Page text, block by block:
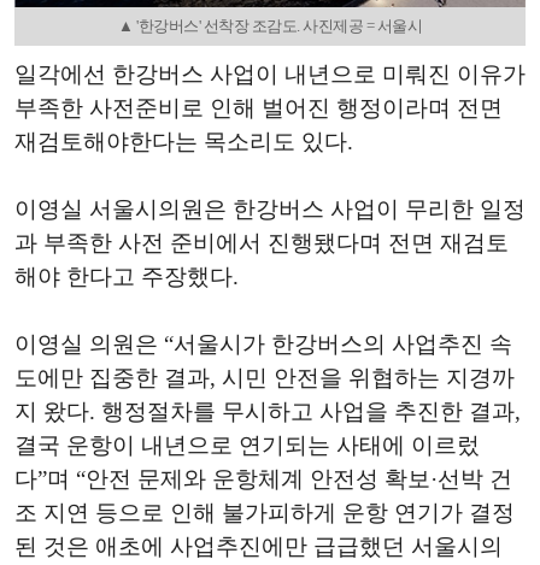
▲ '한강버스' 선착장 조감도. 사진제공 = 서울시
일각에선 한강버스 사업이 내년으로 미뤄진 이유가
부족한 사전준비로 인해 벌어진 행정이라며 전면
재검토해야한다는 목소리도 있다.
이영실 서울시의원은 한강버스 사업이 무리한 일정
과 부족한 사전 준비에서 진행됐다며 전면 재검토
해야 한다고 주장했다.
이영실 의원은 “서울시가 한강버스의 사업추진 속
도에만 집중한 결과, 시민 안전을 위협하는 지경까
지 왔다. 행정절차를 무시하고 사업을 추진한 결과,
결국 운항이 내년으로 연기되는 사태에 이르렀
다”며 “안전 문제와 운항체계 안전성 확보·선박 건
조 지연 등으로 인해 불가피하게 운항 연기가 결정
된 것은 애초에 사업추진에만 급급했던 서울시의